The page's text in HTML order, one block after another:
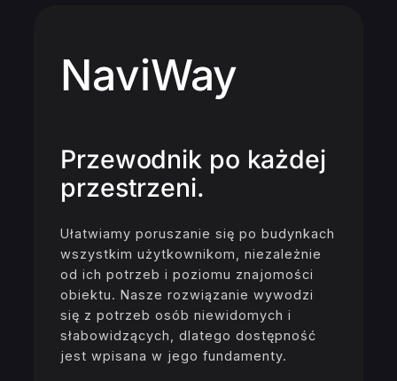
NaviWay
Przewodnik po każdej
przestrzeni.
Ułatwiamy poruszanie się po budynkach
wszystkim użytkownikom, niezależnie
od ich potrzeb i poziomu znajomości
obiektu. Nasze rozwiązanie wywodzi
się z potrzeb osób niewidomych i
słabowidzących, dlatego dostępność
jest wpisana w jego fundamenty.